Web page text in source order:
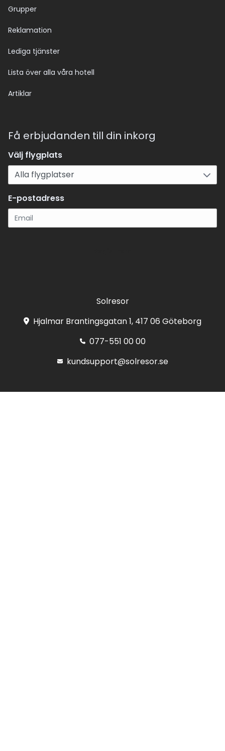
Grupper
Reklamation
Lediga tjänster
Lista över alla våra hotell
Artiklar
Få erbjudanden till din inkorg
Välj flygplats
E-postadress
Solresor
Hjalmar Brantingsgatan 1, 417 06 Göteborg
077-551 00 00
kundsupport@solresor.se